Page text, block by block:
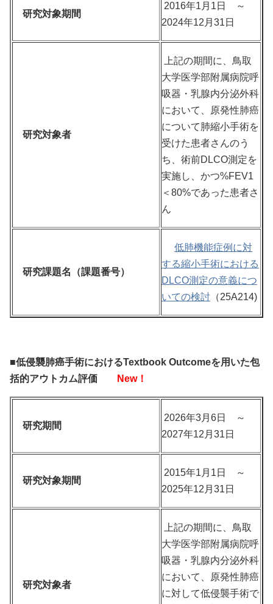
研究対象期間
2016年1月1日 ～
2024年12月31日
研究対象者
上記の期間に、鳥取
大学医学部附属病院呼
吸器・乳腺内分泌外科
において、原発性肺癌
について肺縮小手術を
受けた患者さんのう
ち、術前DLCO測定を
実施し、かつ%FEV1
＜80%であった患者さ
ん
研究課題名（課題番号）
低肺機能症例に対
する縮小手術における
DLCO測定の意義につ
いての検討 （25A214)
■低侵襲肺癌手術におけるTextbook Outcomeを用いた包
括的アウトカム評価
New！
研究期間
2026年3月6日 ～
2027年12月31日
研究対象期間
2015年1月1日 ～
2025年12月31日
研究対象者
上記の期間に、鳥取
大学医学部附属病院呼
吸器・乳腺内分泌外科
において、原発性肺癌
に対して低侵襲手術で